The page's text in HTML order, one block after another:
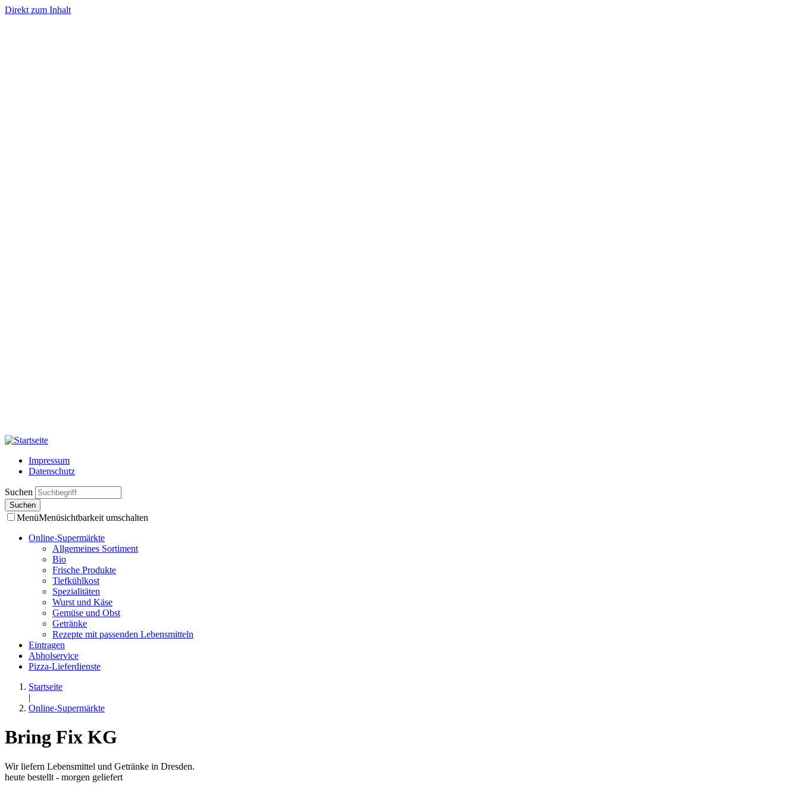
Direkt zum Inhalt
Impressum
Datenschutz
Suchen
MenüMenüsichtbarkeit umschalten
Online-Supermärkte
Allgemeines Sortiment
Bio
Frische Produkte
Tiefkühlkost
Spezialitäten
Wurst und Käse
Gemüse und Obst
Getränke
Rezepte mit passenden Lebensmitteln
Eintragen
Abholservice
Pizza-Lieferdienste
Startseite
|
Online-Supermärkte
Bring Fix KG
Wir liefern Lebensmittel und Getränke in Dresden.
heute bestellt - morgen geliefert